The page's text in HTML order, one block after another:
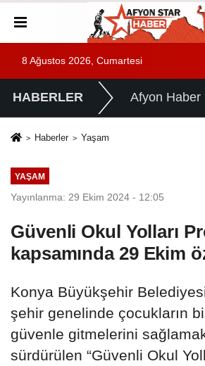
8 Ağustos 2026, Cumartesi
HABERLER Afyon Haber
Haberler Yaşam
YAŞAM
Yayınlanma: 29 Ekim 2024 - 12:05
Güvenli Okul Yolları
kapsamında 29 Ekim
Konya Büyükşehir
şehir genelinde çocukların
güvenle gitmelerini
sürdürülen “Güvenli Okul